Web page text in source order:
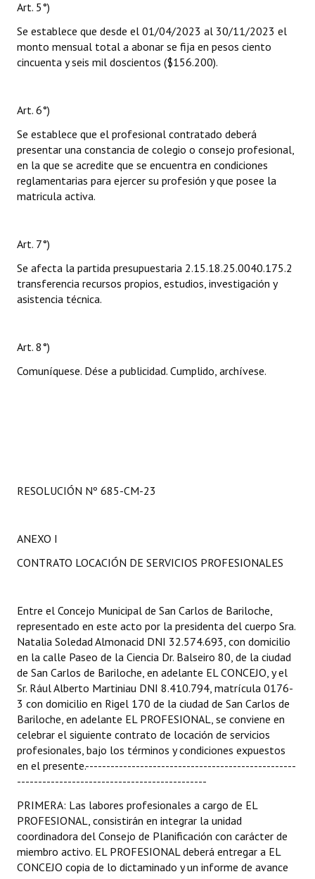
Art. 5°)
Se establece que desde el 01/04/2023 al 30/11/2023 el
monto mensual total a abonar se fija en pesos ciento
cincuenta y seis mil doscientos ($156.200).
Art. 6°)
Se establece que el profesional contratado deberá
presentar una constancia de colegio o consejo profesional,
en la que se acredite que se encuentra en condiciones
reglamentarias para ejercer su profesión y que posee la
matricula activa.
Art. 7°)
Se afecta la partida presupuestaria 2.15.18.25.0040.175.2
transferencia recursos propios, estudios, investigación y
asistencia técnica.
Art. 8°)
Comuníquese. Dése a publicidad. Cumplido, archívese.
RESOLUCIÓN Nº 685-CM-23
ANEXO I
CONTRATO LOCACIÓN DE SERVICIOS PROFESIONALES
Entre el Concejo Municipal de San Carlos de Bariloche,
representado en este acto por la presidenta del cuerpo Sra.
Natalia Soledad Almonacid DNI 32.574.693, con domicilio
en la calle Paseo de la Ciencia Dr. Balseiro 80, de la ciudad
de San Carlos de Bariloche, en adelante EL CONCEJO, y el
Sr. Rául Alberto Martiniau DNI 8.410.794, matrícula 0176-
3 con domicilio en Rigel 170 de la ciudad de San Carlos de
Bariloche, en adelante EL PROFESIONAL, se conviene en
celebrar el siguiente contrato de locación de servicios
profesionales, bajo los términos y condiciones expuestos
en el presente.--------------------------------------------------
---------------------------------------------
PRIMERA: Las labores profesionales a cargo de EL
PROFESIONAL, consistirán en integrar la unidad
coordinadora del Consejo de Planificación con carácter de
miembro activo. EL PROFESIONAL deberá entregar a EL
CONCEJO copia de lo dictaminado y un informe de avance